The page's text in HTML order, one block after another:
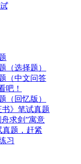
（选择题）
（中文问答
吧！
（回忆版）
书》笔试真题
舟求剑”寓意
真题，赶紧
习